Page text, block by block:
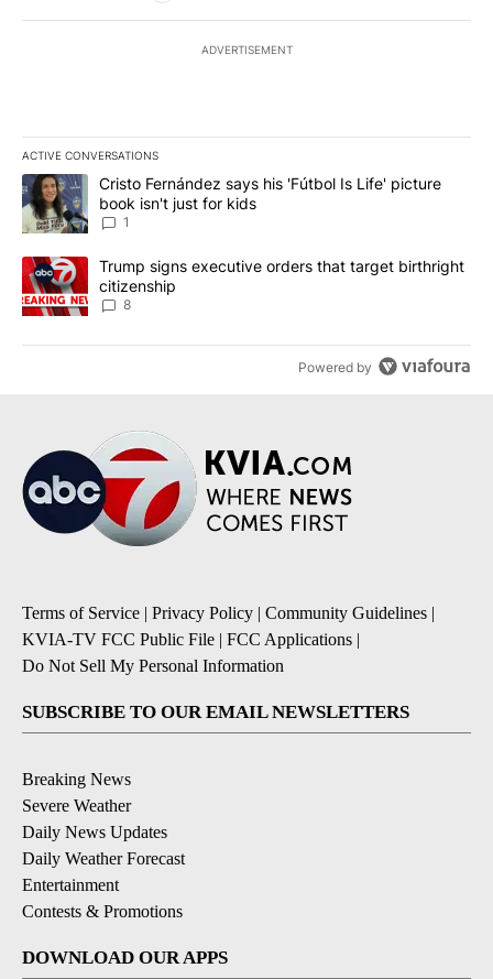
ADVERTISEMENT
ACTIVE CONVERSATIONS
The following is a list of the most commented articles in the last
A trending article titled "Cristo Fernández says his 'Fútbol Is
Cristo Fernández says his 'Fútbol Is Life' picture
book isn't just for kids
1
A trending article titled "Trump signs executive orders that
Trump signs executive orders that target birthright
citizenship
8
Powered by
Terms of Service | Privacy Policy | Community Guidelines |
KVIA-TV FCC Public File | FCC Applications |
Do Not Sell My Personal Information
SUBSCRIBE TO OUR EMAIL NEWSLETTERS
Breaking News
Severe Weather
Daily News Updates
Daily Weather Forecast
Entertainment
Contests & Promotions
DOWNLOAD OUR APPS